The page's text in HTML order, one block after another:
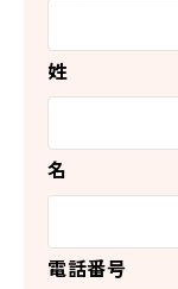
姓
名
電話番号